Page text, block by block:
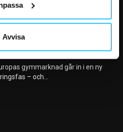
Avvisa
aldrig kunna ersätta en frukost
gymmarknad går in i en ny
– och...